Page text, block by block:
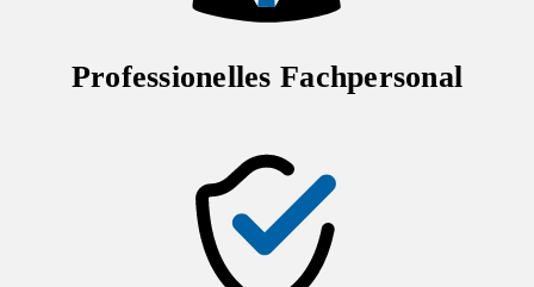
Professionelles Fachpersonal